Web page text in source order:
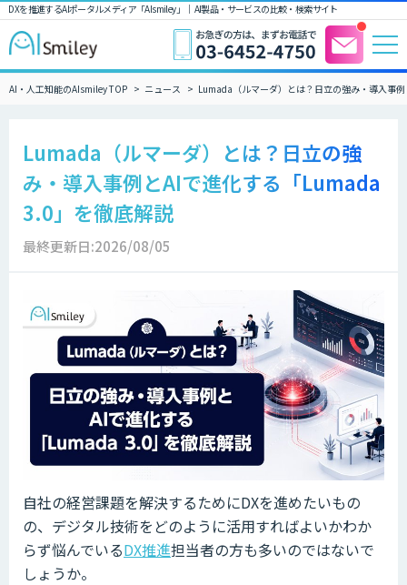
DXを推進するAIポータルメディア「AIsmiley」｜ AI製品・サービスの比較・検索サイト
AI・人工知能のAIsmiley TOP ニュース Lumada（ルマーダ）とは？日立の強み・導入事
Lumada（ルマーダ）とは？日立の強
み・導入事例とAIで進化する「Lumada
3.0」を徹底解説
最終更新日:2026/08/05
自社の経営課題を解決するためにDXを進めたいもの
の、デジタル技術をどのように活用すればよいかわか
らず悩んでいるDX推進担当者の方も多いのではないで
しょうか。